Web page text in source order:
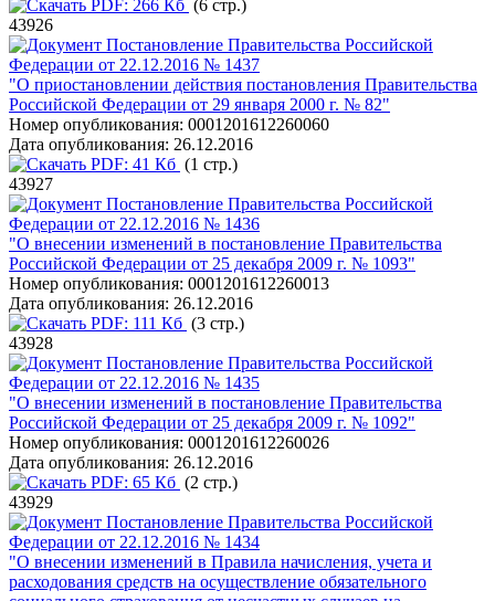
PDF: 266 Кб (6 стр.)
43926
Постановление Правительства Российской
Федерации от 22.12.2016 № 1437
"О приостановлении действия постановления Правительства
Российской Федерации от 29 января 2000 г. № 82"
Номер опубликования: 0001201612260060
Дата опубликования: 26.12.2016
PDF: 41 Кб (1 стр.)
43927
Постановление Правительства Российской
Федерации от 22.12.2016 № 1436
"О внесении изменений в постановление Правительства
Российской Федерации от 25 декабря 2009 г. № 1093"
Номер опубликования: 0001201612260013
Дата опубликования: 26.12.2016
PDF: 111 Кб (3 стр.)
43928
Постановление Правительства Российской
Федерации от 22.12.2016 № 1435
"О внесении изменений в постановление Правительства
Российской Федерации от 25 декабря 2009 г. № 1092"
Номер опубликования: 0001201612260026
Дата опубликования: 26.12.2016
PDF: 65 Кб (2 стр.)
43929
Постановление Правительства Российской
Федерации от 22.12.2016 № 1434
"О внесении изменений в Правила начисления, учета и
расходования средств на осуществление обязательного